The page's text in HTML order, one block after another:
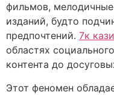
фильмов,
изданий, будто
предпочтений. 7к
областях
контента до
Этот феномен